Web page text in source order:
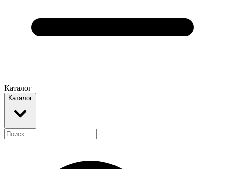
Каталог
Каталог